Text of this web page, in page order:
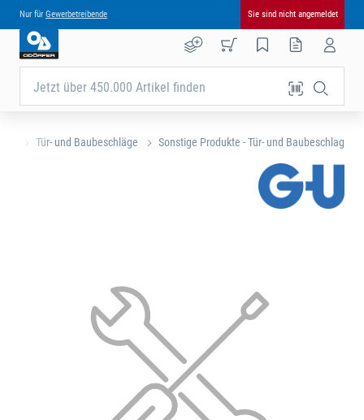
Nur für Gewerbetreibende Sie sind nicht angemeldet
Jetzt über 450.000 Artikel finden
Tür- und Baubeschläge Sonstige Produkte - Tür- und Baubeschlag